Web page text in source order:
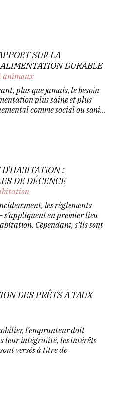
SUR LA
DURABLE
animaux
plus que jamais, le besoin
plus saine et plus
comme social ou sani...
:
DE DÉCENCE
les règlements
en premier lieu
Cependant, s’ils sont
DES PRÊTS À TAUX
l’emprunteur doit
leur intégralité, les intérêts
versés à titre de